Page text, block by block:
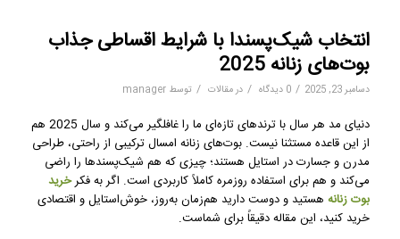
انتخاب شیک‌پسندا با شرایط اقساطی جذاب
بوت‌های زنانه 2025
دسامبر 23, 2025 / 0 دیدگاه / درمقالات / توسط manager
دنیای مد هر سال با ترندهای تازه‌ای ما را غافلگیر می‌کند و سال 2025 هم
از این قاعده مستثنا نیست. بوت‌های زنانه امسال ترکیبی از راحتی، طراحی
مدرن و جسارت در استایل هستند؛ چیزی که هم شیک‌پسندها را راضی
می‌کند و هم برای استفاده روزمره کاملاً کاربردی است. اگر به فکرخرید
بوت زنانههستید و دوست دارید هم‌زمان به‌روز، خوش‌استایل و اقتصادی
خرید کنید، این مقاله دقیقاً برای شماست.